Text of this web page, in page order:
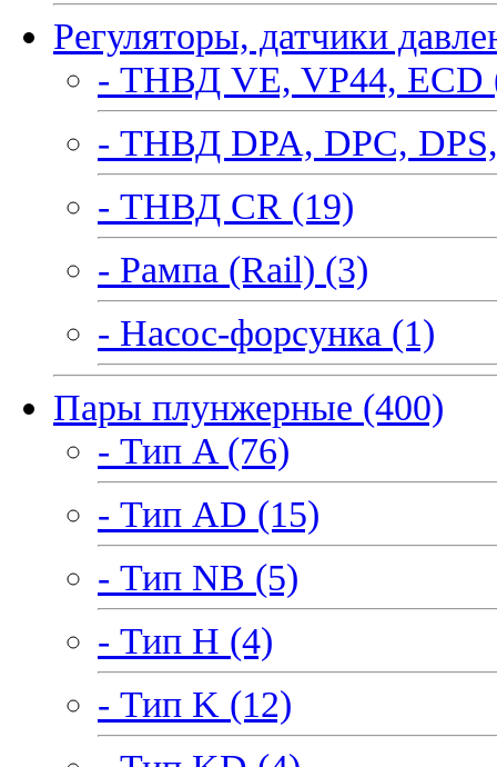
Регуляторы, датчики
- ТНВД VE, VP44, ECD
- ТНВД DPA, DPC,
- ТНВД CR (19)
- Рампа (Rail) (3)
- Насос-форсунка (1)
Пары плунжерные (400)
- Тип A (76)
- Тип AD (15)
- Тип NB (5)
- Тип H (4)
- Тип K (12)